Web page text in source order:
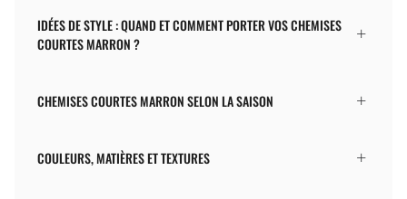
IDÉES DE STYLE : QUAND ET COMMENT PORTER VOS CHEMISES
COURTES MARRON ?
CHEMISES COURTES MARRON SELON LA SAISON
COULEURS, MATIÈRES ET TEXTURES